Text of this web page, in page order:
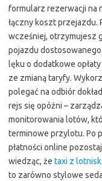
formularz rezerwacji na
łączny koszt przejazdu.
wcześniej, otrzymujesz
pojazdu
lęku o dodatkowe
ze zmianą taryfy.
polegać na odbiór
rejs się opóźni –
monitorowania lotów,
terminowe przylotu. Po
płatności online
wiedząc, że taxi z
to zarówno stylowe